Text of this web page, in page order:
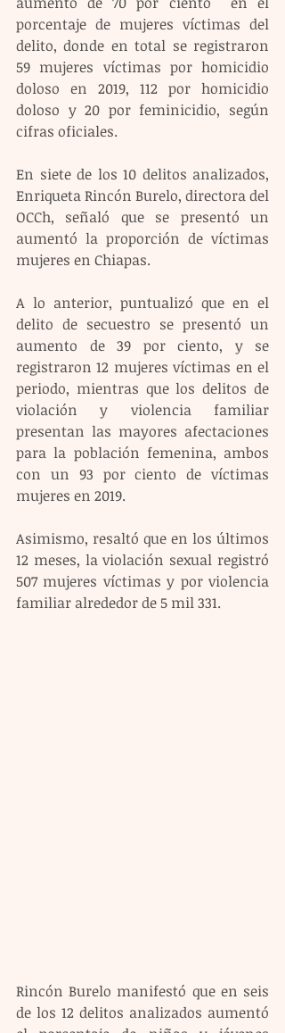
porcentaje de mujeres víctimas del
delito, donde en total se registraron
59 mujeres víctimas por homicidio
doloso en 2019, 112 por homicidio
doloso y 20 por feminicidio, según
cifras oficiales.
En siete de los 10 delitos analizados,
Enriqueta Rincón Burelo, directora del
OCCh, señaló que se presentó un
aumentó la proporción de víctimas
mujeres en Chiapas.
A lo anterior, puntualizó que en el
delito de secuestro se presentó un
aumento de 39 por ciento, y se
registraron 12 mujeres víctimas en el
periodo, mientras que los delitos de
violación y violencia familiar
presentan las mayores afectaciones
para la población femenina, ambos
con un 93 por ciento de víctimas
mujeres en 2019.
Asimismo, resaltó que en los últimos
12 meses, la violación sexual registró
507 mujeres víctimas y por violencia
familiar alrededor de 5 mil 331.
Rincón Burelo manifestó que en seis
de los 12 delitos analizados aumentó